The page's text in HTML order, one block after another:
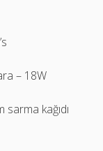
– 18W
kağıdı